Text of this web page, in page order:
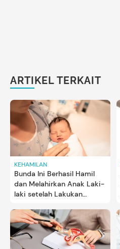
ARTIKEL TERKAIT
KEHAMILAN
Bunda Ini Berhasil Hamil
dan Melahirkan Anak Laki-
laki setelah Lakukan